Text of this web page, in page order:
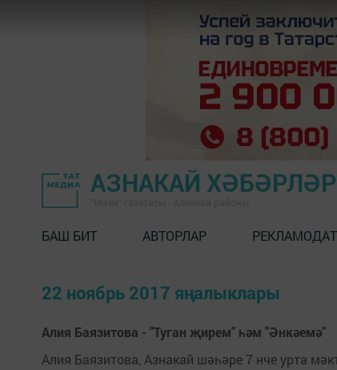
АЗНАКАЙ
БАШ БИТ АВТОРЛАР
22 ноябрь 2017 яңалыклары
Алия Баязитова - "Туган җирем" һәм "Әнкәемә"
Алия Баязитова, Азнакай шәһәре 7 нче урта